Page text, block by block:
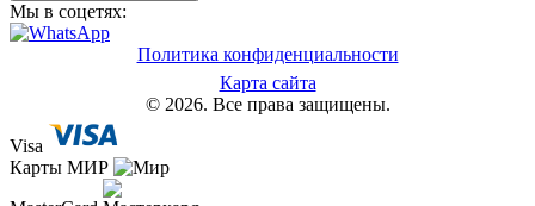
Мы в соцетях:
Политика конфиденциальности
Карта сайта
© 2026. Все права защищены.
Visa
Карты МИР